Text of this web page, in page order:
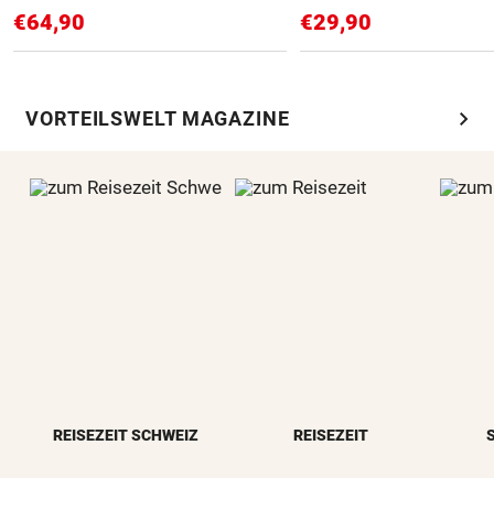
€64,90 €29,90
VORTEILSWELT MAGAZINE chevron_right
REISEZEIT SCHWEIZ REISEZEIT